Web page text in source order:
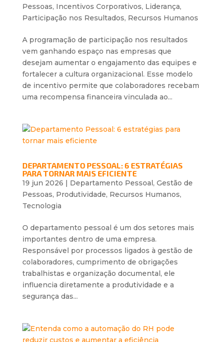
Pessoas, Incentivos Corporativos, Liderança,
Participação nos Resultados, Recursos Humanos
A programação de participação nos resultados
vem ganhando espaço nas empresas que
desejam aumentar o engajamento das equipes e
fortalecer a cultura organizacional. Esse modelo
de incentivo permite que colaboradores recebam
uma recompensa financeira vinculada ao...
DEPARTAMENTO PESSOAL: 6 ESTRATÉGIAS
PARA TORNAR MAIS EFICIENTE
19 jun 2026 | Departamento Pessoal, Gestão de
Pessoas, Produtividade, Recursos Humanos,
Tecnologia
O departamento pessoal é um dos setores mais
importantes dentro de uma empresa.
Responsável por processos ligados à gestão de
colaboradores, cumprimento de obrigações
trabalhistas e organização documental, ele
influencia diretamente a produtividade e a
segurança das...